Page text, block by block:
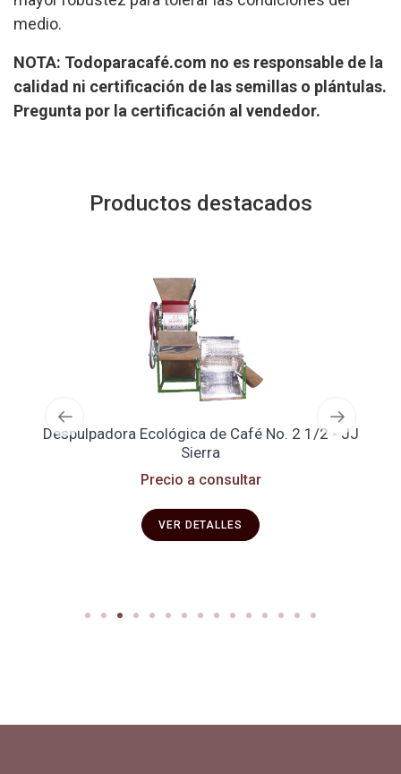
medio.
NOTA: Todoparacafé.com no es responsable de la
calidad ni certificación de las semillas o plántulas.
Pregunta por la certificación al vendedor.
Productos destacados
Despulpadora Ecológica de Café No. 2 1/2 - JJ
Sierra
Precio a consultar
VER DETALLES